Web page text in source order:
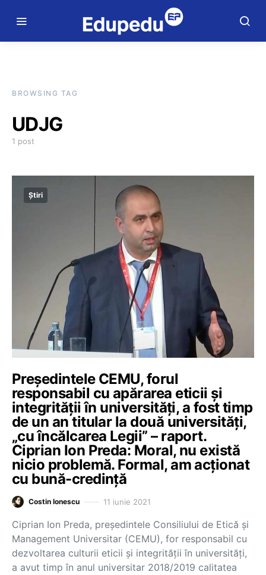
BROWSING TAG
UDJG
1 post
Știri
Președintele CEMU, forul
responsabil cu apărarea eticii și
integrității în universități, a fost timp
de un an titular la două universități,
„cu încălcarea Legii” – raport.
Ciprian Ion Preda: Moral, nu există
nicio problemă. Formal, am acționat
cu bună-credință
Costin Ionescu 11 iunie 2021
Ciprian Ion Preda, președintele Consiliului de Etică și
Management Universitar (CEMU), for responsabil cu
dezvoltarea culturii eticii și integrității în universități,
a avut timp în anul universitar 2018/2019 calitatea